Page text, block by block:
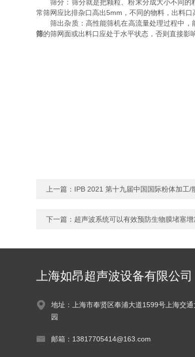
筛分：筛分就是把颗粒、粉末分成大小不同的
常筛网应比排杂口高出5mm，不同的物料，出料
筛出杂质：高性能筛机在高流量处理过程中，
筛的筛网面或出料口应处于水平状态，否则直接影
上一篇： IPB 2021 第十九届中国国际粉体加工/
下一篇： 超声波系统可以有效预防生物膜堵塞
上海如昂超声波设备有限公司
地址：上海市奉贤区奉浦大道1599号上海交
园
邮箱：13817705414@163.com